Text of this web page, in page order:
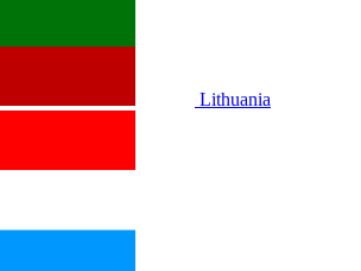
Lithuania